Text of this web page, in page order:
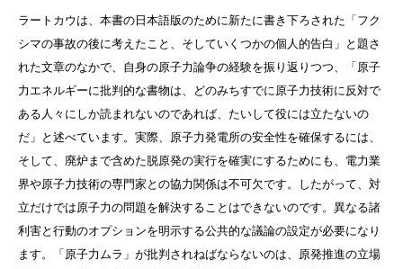
ラートカウは、本書の日本語版のために新たに書き下ろされた「フク
シマの事故の後に考えたこと、そしていくつかの個人的告白」と題さ
れた文章のなかで、自身の原子力論争の経験を振り返りつつ、「原子
力エネルギーに批判的な書物は、どのみちすでに原子力技術に反対で
ある人々にしか読まれないのであれば、たいして役には立たないの
だ」と述べています。実際、原子力発電所の安全性を確保するには、
そして、廃炉まで含めた脱原発の実行を確実にするためにも、電力業
界や原子力技術の専門家との協力関係は不可欠です。したがって、対
立だけでは原子力の問題を解決することはできないのです。異なる諸
利害と行動のオプションを明示する公共的な議論の設定が必要になり
ます。「原子力ムラ」が批判されねばならないのは、原発推進の立場